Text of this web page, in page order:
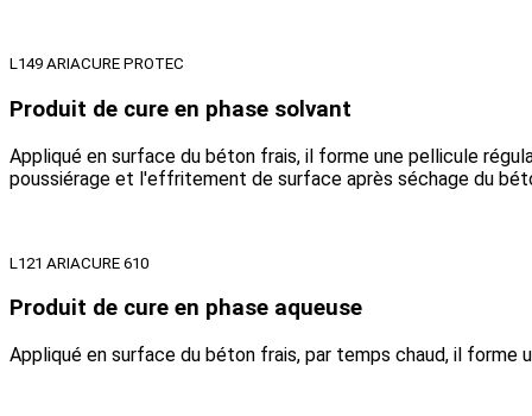
L149 ARIACURE PROTEC
Produit de cure en phase solvant
Appliqué en surface du béton frais, il forme une pellicule
poussiérage et l'effritement de surface après séchage du
L121 ARIACURE 610
Produit de cure en phase aqueuse
Appliqué en surface du béton frais, par temps chaud, il